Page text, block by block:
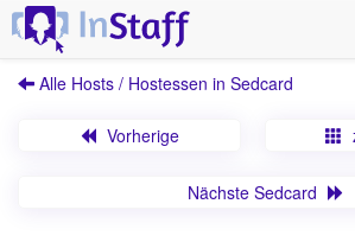
Alle Hosts / Hostessen in Sedcard
Vorherige
Nächste Sedcard